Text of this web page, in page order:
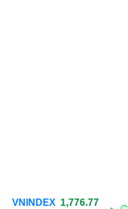
VNINDEX 1,776.77